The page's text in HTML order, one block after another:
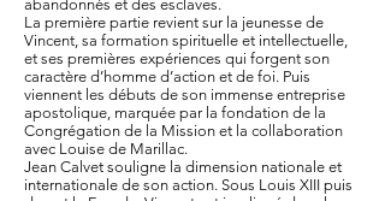
abandonnés et des esclaves.
La première partie revient sur la jeunesse de
Vincent, sa formation spirituelle et intellectuelle,
et ses premières expériences qui forgent son
caractère d’homme d’action et de foi. Puis
viennent les débuts de son immense entreprise
apostolique, marquée par la fondation de la
Congrégation de la Mission et la collaboration
avec Louise de Marillac.
Jean Calvet souligne la dimension nationale et
internationale de son action. Sous Louis XIII puis